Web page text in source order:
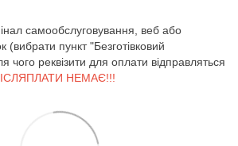
самообслуговування, веб або
(вибрати пункт "Безготівковий
чого реквізити для оплати відправляться
НЕМАЄ!!!